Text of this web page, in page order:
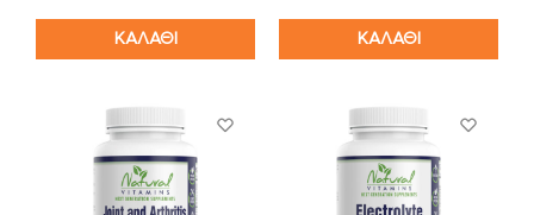
ΚΑΛΑΘΙ ΚΑΛΑΘΙ